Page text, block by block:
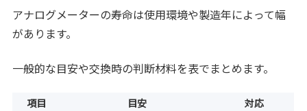
アナログメーターの寿命は使用環境や製造年によって幅
があります。
一般的な目安や交換時の判断材料を表でまとめます。
項目 目安 対応